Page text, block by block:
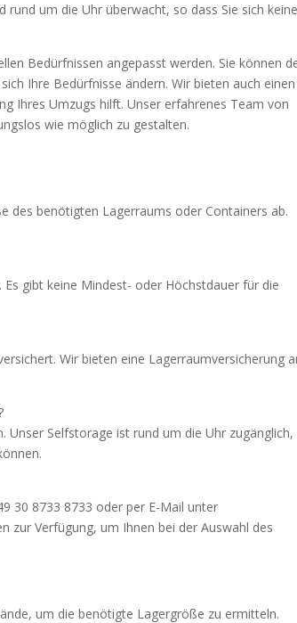
rund um die Uhr überwacht, so dass Sie sich keine
Bedürfnissen angepasst werden. Sie können
Ihre Bedürfnisse ändern. Wir bieten auch einen
Ihres Umzugs hilft. Unser erfahrenes Team von
wie möglich zu gestalten.
des benötigten Lagerraums oder Containers ab.
gibt keine Mindest- oder Höchstdauer für die
Wir bieten eine Lagerraumversicherung
Unser Selfstorage ist rund um die Uhr zugänglich,
30 8733 8733 oder per E-Mail unter
zur Verfügung, um Ihnen bei der Auswahl des
um die benötigte Lagergröße zu ermitteln.